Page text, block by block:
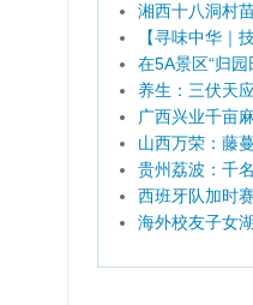
湘西十八洞村
【寻味中华｜
在5A景区“归
养生：三伏天
广西兴业千亩
山西万荣：藤
贵州荔波：千
西班牙队加时
海外校友子女